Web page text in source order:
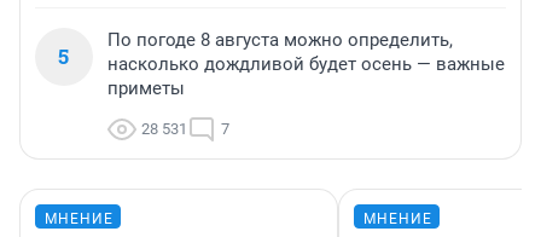
5
По погоде 8 августа можно определить,
насколько дождливой будет осень — важные
приметы
28 531 7
МНЕНИЕ МНЕНИЕ